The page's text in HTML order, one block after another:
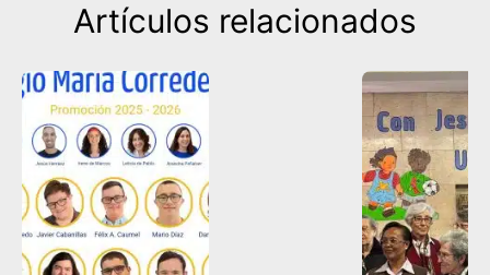
Artículos relacionados